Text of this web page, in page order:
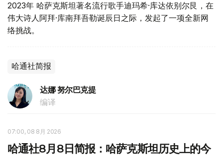
2023年 哈萨克斯坦著名流行歌手迪玛希·库达依别尔艮，在
伟大诗人阿拜·库南拜吾勒诞辰日之际，发起了一项全新网
络挑战。
哈通社简报
达娜 努尔巴克提
编译
07:00, 08 8月 2026
哈通社8月8日简报：哈萨克斯坦历史上的今